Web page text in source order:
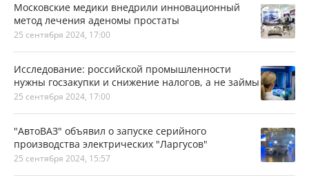
Московские медики внедрили инновационный
метод лечения аденомы простаты
25 сентября 2024, 17:00
Исследование: российской промышленности
нужны госзакупки и снижение налогов, а не займы
25 сентября 2024, 17:00
"АвтоВАЗ" объявил о запуске серийного
производства электрических "Ларгусов"
25 сентября 2024, 15:57